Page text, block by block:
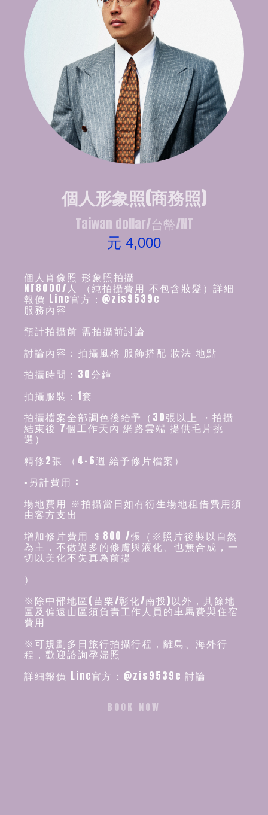
個人形象照(商務照)
Taiwan dollar/台幣/NT
元 4,000
個人肖像照 形象照拍攝
NT8000/人 （純拍攝費用 不包含妝髮）詳細
報價 Line官方：@zis9539c
服務內容
預計拍攝前 需拍攝前討論
討論內容：拍攝風格 服飾搭配 妝法 地點
拍攝時間：30分鐘
拍攝服裝：1套
拍攝檔案全部調色後給予（30張以上 ・拍攝
結束後 7個工作天內 網路雲端 提供毛片挑
選）
精修2張 （4-6週 給予修片檔案）
▪️另計費用 :
場地費用 ※拍攝當日如有衍生場地租借費用須
由客方支出
增加修片費用 ＄800 /張（※照片後製以自然
為主，不做過多的修膚與液化、也無合成，一
切以美化不失真為前提
）
※除中部地區(苗栗/彰化/南投)以外，其餘地
區及偏遠山區須負責工作人員的車馬費與住宿
費用
※可規劃多日旅行拍攝行程，離島、海外行
程，歡迎諮詢孕婦照
詳細報價 Line官方：@zis9539c 討論
BOOK NOW